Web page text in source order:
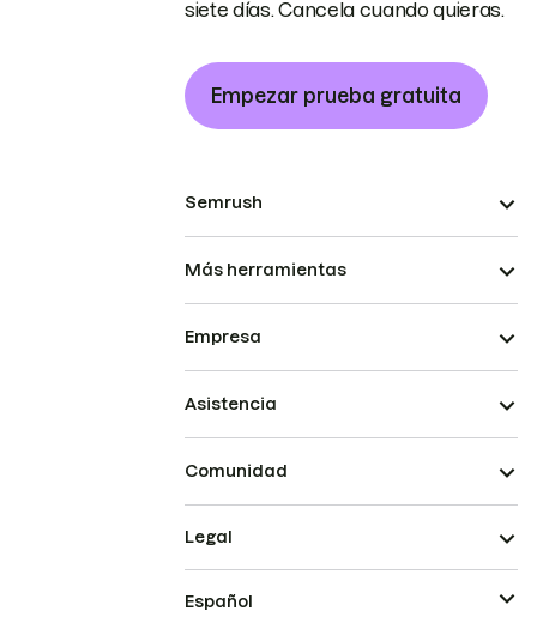
siete días. Cancela cuando quieras.
Empezar prueba gratuita
Semrush
Más herramientas
Empresa
Asistencia
Comunidad
Legal
Español